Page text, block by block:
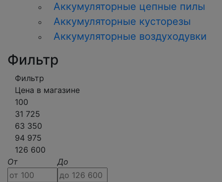
Аккумуляторные цепные пилы
Аккумуляторные кусторезы
Аккумуляторные воздуходувки
Фильтр
Фильтр
Цена в магазине
100
31 725
63 350
94 975
126 600
От
До